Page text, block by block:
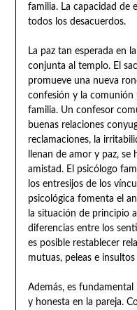
familia. La capacidad de
todos los desacuerdos.
La paz tan esperada en
conjunta al templo. El
promueve una nueva
confesión y la comunión
familia. Un confesor
buenas relaciones
reclamaciones, la
llenan de amor y paz,
amistad. El psicólogo
los entresijos de los
psicológica fomenta el
la situación de principio
diferencias entre los
es posible restablecer
mutuas, peleas e
Además, es
y honesta en la pareja.